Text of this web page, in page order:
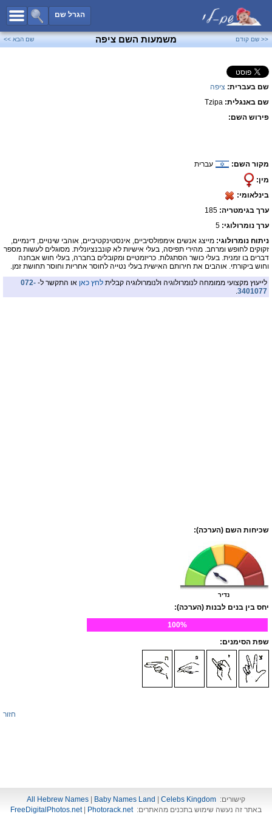
הגרל שם
כל השמות
שמות לבנים
פייסבוק
<< שם קודם משמעות השם ציפה שם הבא >>
שם בעברית: ציפה
שם באנגלית: Tzipa
פירוש השם:
מקור השם:
עברית
מין:
בינלאומי:
ערך בגימטריה:
ערך נומרולוגי: 5
ניתוח נומרולוגי: מייצג אנשים אימפולסיביים, אינסטינקטיביים, אוהבי שינויים, דינמיים,
זקוקים לחופש ומרחב. מהירי תפיסה, בעלי אישיות לא קונבנציונלית. מסוגלים לעשות מספר
דברים בו זמנית. בעלי כושר הסתגלות. כריזמטיים ומקובלים בחברה, בעלי חוש אבחנה
וחוש ביקורתי. אוהבים את חירותם האישית בעלי נטייה לחוסר אחריות וחוסר תחושת זמן.
לייעוץ מקצועי ממומחה לנומרולוגיה ולנומרולוגיה קבלית לחץ כאן או התקשר ל- 072-
3401077
.
שכיחות השם (הערכה):
נדיר
יחס בין בנים לבנות (הערכה):
100%
שפת הסימנים:
חזור
קישורים: All Hebrew Names Baby Names Land
Celebs Kingdom
באתר זה נעשה שימוש בתכנים מהאתרים:
FreeDigitalPhotos.net| Photorack.net